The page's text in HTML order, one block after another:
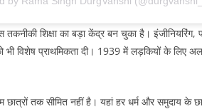
शिक्षा का बड़ा केंद्र बन चुका है। इंजीनियरिंग,
भी विशेष प्राथमिकता दी। 1939 में लड़कियों के
तक सीमित नहीं है। यहां हर धर्म और समुदाय के